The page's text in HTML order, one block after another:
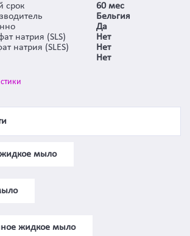
срок
60 мес
Бельгия
Да
натрия (SLS)
Нет
натрия (SLES)
Нет
Нет
жидкое мыло
жидкое мыло